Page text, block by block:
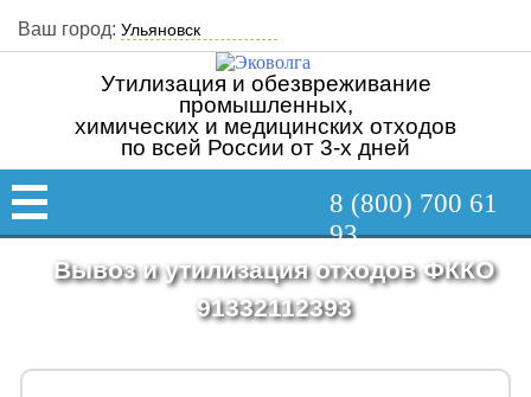
Ваш город:
Утилизация и обезвреживание
промышленных,
химических и медицинских отходов
по всей России от 3-х дней
8 (800) 700 61
93
Вывоз и утилизация отходов ФККО
91332112393